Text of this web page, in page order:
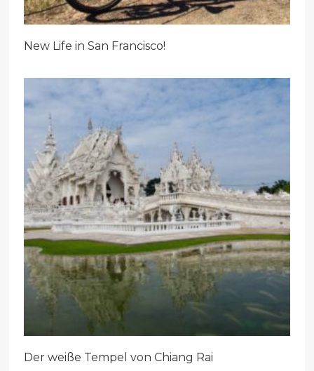
New Life in San Francisco!
Der weiße Tempel von Chiang Rai